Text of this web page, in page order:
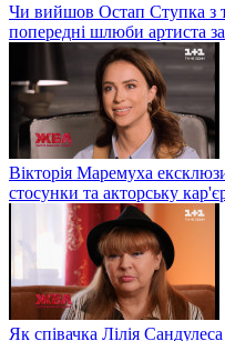
Чи вийшов Остап Ступка з
попередні шлюби артиста
Вікторія Маремуха
стосунки та акторську
Як співачка Лілія